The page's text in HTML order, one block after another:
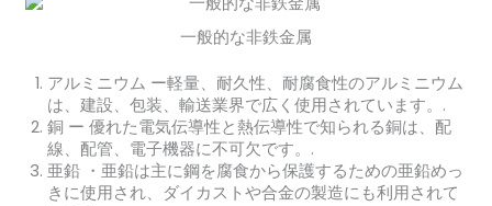
一般的な非鉄金属
アルミニウム ー軽量、耐久性、耐腐食性のアルミニウム
は、建設、包装、輸送業界で広く使用されています。.
銅 ー 優れた電気伝導性と熱伝導性で知られる銅は、配
線、配管、電子機器に不可欠です。.
亜鉛・亜鉛は主に鋼を腐食から保護するための亜鉛めっ
きに使用され、ダイカストや合金の製造にも利用されて